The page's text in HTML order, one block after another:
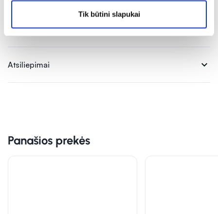
Tik būtini slapukai
Sudedamosios dalys expand_more
Atsiliepimai expand_more
Panašios prekės